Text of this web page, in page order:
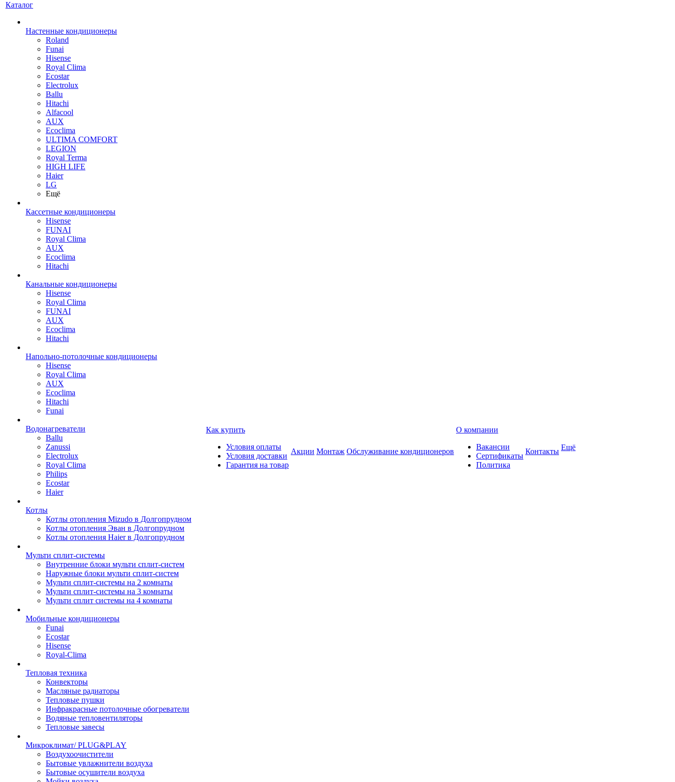
Каталог
Настенные кондиционеры
Roland
Funai
Hisense
Royal Clima
Ecostar
Electrolux
Ballu
Hitachi
Alfacool
AUX
Ecoclima
ULTIMA COMFORT
LEGION
Royal Terma
HIGH LIFE
Haier
LG
Ещё
Кассетные кондиционеры
Hisense
FUNAI
Royal Clima
AUX
Ecoclima
Hitachi
Канальные кондиционеры
Hisense
Royal Clima
FUNAI
AUX
Ecoclima
Hitachi
Напольно-потолочные кондиционеры
Hisense
Royal Clima
AUX
Ecoclima
Hitachi
Funai
Водонагреватели
Ballu
Zanussi
Electrolux
Royal Clima
Philips
Ecostar
Haier
Котлы
Котлы отопления Mizudo в Долгопрудном
Котлы отопления Эван в Долгопрудном
Котлы отопления Haier в Долгопрудном
Мульти сплит-системы
Внутренние блоки мульти сплит-систем
Наружные блоки мульти сплит-систем
Мульти сплит-системы на 2 комнаты
Мульти сплит-системы на 3 комнаты
Мульти сплит системы на 4 комнаты
Мобильные кондиционеры
Funai
Ecostar
Hisense
Royal-Clima
Тепловая техника
Конвекторы
Масляные радиаторы
Тепловые пушки
Инфракрасные потолочные обогреватели
Водяные тепловентиляторы
Тепловые завесы
Микроклимат/ PLUG&PLAY
Воздухоочистители
Бытовые увлажнители воздуха
Бытовые осушители воздуха
Как купить
Условия оплаты
Условия доставки
Гарантия на товар
Акции Монтаж Обслуживание кондиционеров
О компании
Вакансии
Сертификаты
Политика
Контакты Ещё